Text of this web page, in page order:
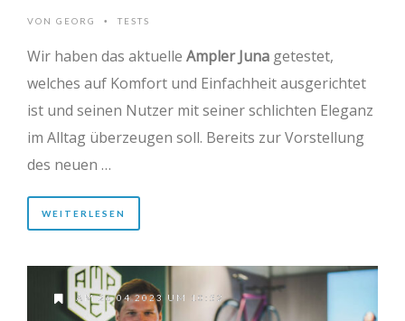
VON GEORG • TESTS
Wir haben das aktuelle Ampler Juna getestet,
welches auf Komfort und Einfachheit ausgerichtet
ist und seinen Nutzer mit seiner schlichten Eleganz
im Alltag überzeugen soll. Bereits zur Vorstellung
des neuen …
WEITERLESEN
AM 26.04.2023 UM 10:52